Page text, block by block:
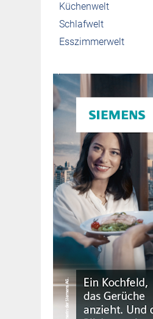
Küchenwelt
Schlafwelt
Esszimmerwelt